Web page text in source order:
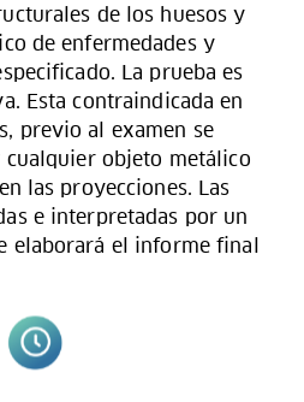
de los huesos y
de enfermedades y
La prueba es
Esta contraindicada en
previo al examen se
objeto metálico
las proyecciones. Las
e interpretadas por un
elaborará el informe final